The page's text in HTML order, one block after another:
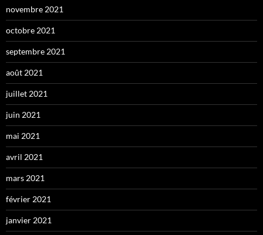
novembre 2021
octobre 2021
septembre 2021
août 2021
juillet 2021
juin 2021
mai 2021
avril 2021
mars 2021
février 2021
janvier 2021